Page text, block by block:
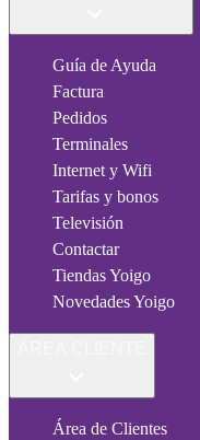
Guía de Ayuda
Factura
Pedidos
Terminales
Internet y Wifi
Tarifas y bonos
Televisión
Contactar
Tiendas Yoigo
Novedades Yoigo
Área de Clientes